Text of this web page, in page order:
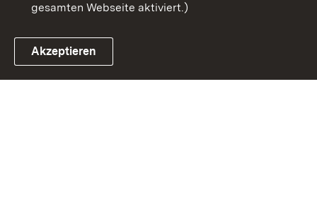
Link zum Landesportal
gesamten Webseite aktiviert.)
Akzeptieren